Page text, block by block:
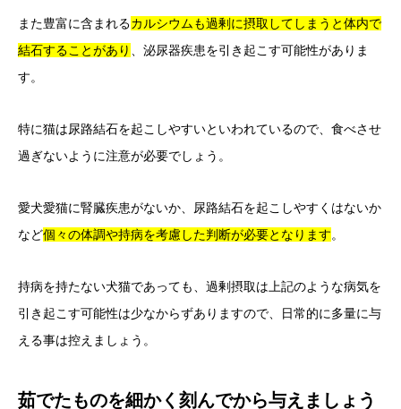
また豊富に含まれるカルシウムも過剰に摂取してしまうと体内で
結石することがあり
、泌尿器疾患を引き起こす可能性がありま
す。
特に猫は尿路結石を起こしやすいといわれているので、食べさせ
過ぎないように注意が必要でしょう。
愛犬愛猫に腎臓疾患がないか、尿路結石を起こしやすくはないか
など個々の体調や持病を考慮した判断が必要となります。
持病を持たない犬猫であっても、過剰摂取は上記のような病気を
引き起こす可能性は少なからずありますので、日常的に多量に与
える事は控えましょう。
茹でたものを細かく刻んでから与えましょう